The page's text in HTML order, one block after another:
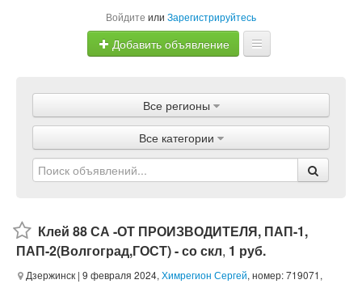
Войдите или Зарегистрируйтесь
Добавить объявление
Объявления
Магазины
Услуги
Все регионы
Все категории
Клей 88 СА -ОТ ПРОИЗВОДИТЕЛЯ, ПАП-1,
ПАП-2(Волгоград,ГОСТ) - со скл, 1 руб.
Дзержинск | 9 февраля 2024, Химрегион Сергей, номер: 719071,